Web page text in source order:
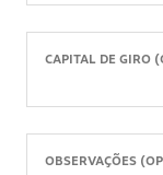
CAPITAL DE GIRO
OBSERVAÇÕES